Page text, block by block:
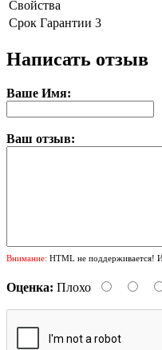
Свойства
Срок Гарантии 3
Написать отзыв
Ваше Имя:
Ваш отзыв:
Внимание: HTML не поддерживается!
Оценка: Плохо